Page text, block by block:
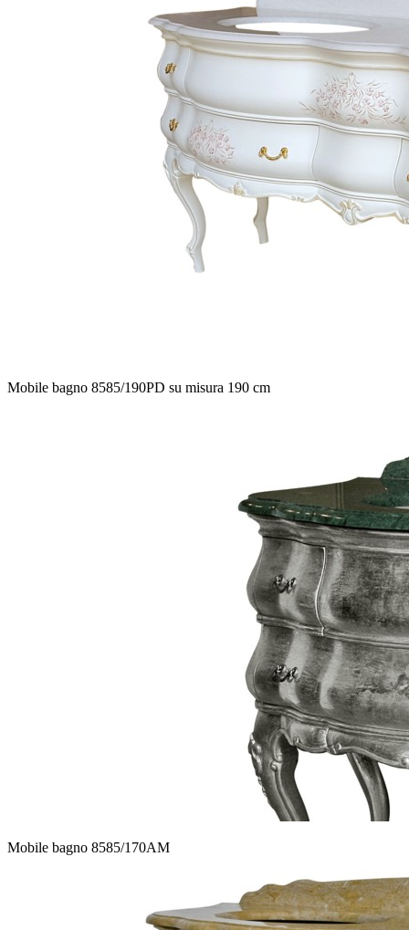
Mobile bagno 8585/190PD su misura 190 cm
Mobile bagno 8585/170AM